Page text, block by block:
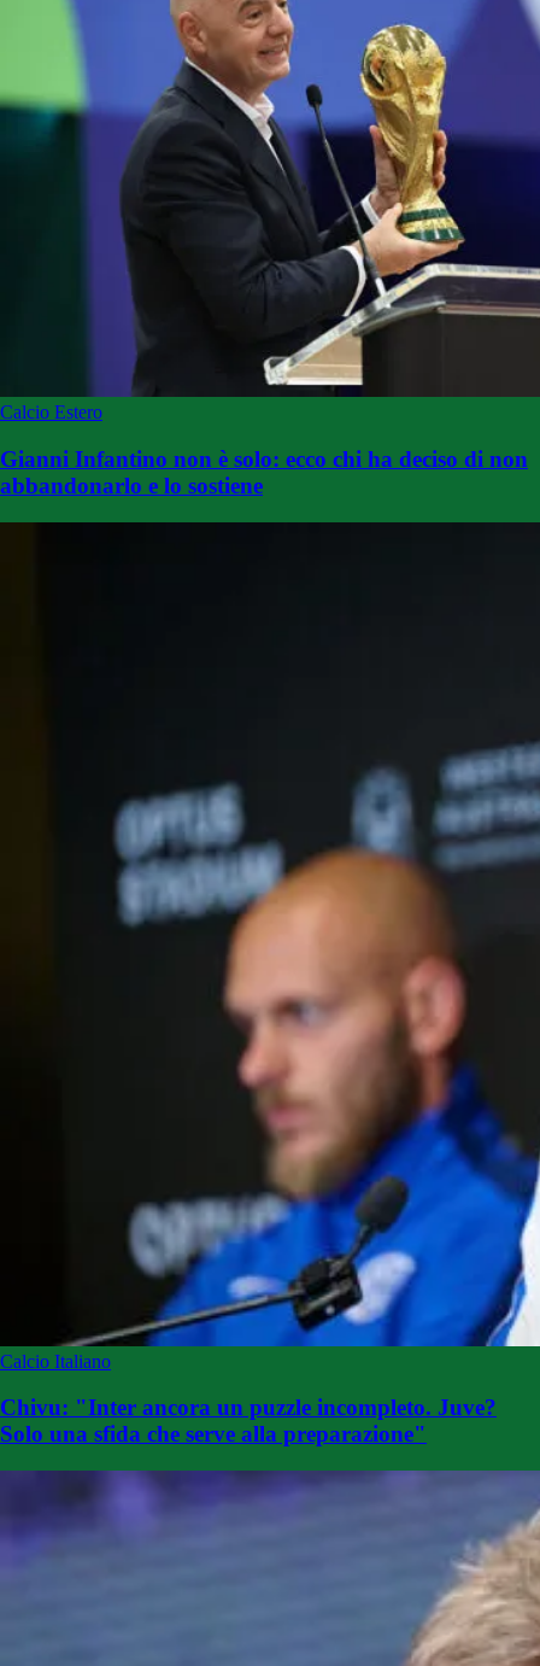
Calcio Estero
Gianni Infantino non è solo: ecco chi ha deciso di non
abbandonarlo e lo sostiene
Calcio Italiano
Chivu: "Inter ancora un puzzle incompleto. Juve?
Solo una sfida che serve alla preparazione"